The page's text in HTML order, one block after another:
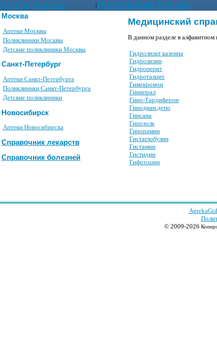
Аптеки Москвы | Поликлиники Москвы
Москва
Аптеки Москвы
Поликлиники Москвы
Детские поликлиники Москвы
Санкт-Петербург
Аптеки Санкт-Петербурга
Поликлиники Санкт-Петербурга
Детские поликлиники
Новосибирск
Аптеки Новосибирска
Справочник лекарств
Справочник болезней
Медицинский
В данном разделе в алфавитном
Гидролизат казеина
Гидролизин
Гидроперит
Гидроталцит
Гимекромон
Гинипрал
Гино-Тардиферон
Гинодиан депо
Гинсана
Гипозоль
Гипорамин
Гистаглобулин
Гистамин
Гистидин
Гифотоцин
© 2009-2026